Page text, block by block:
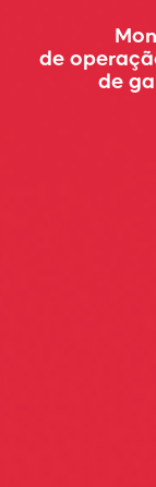
de
de